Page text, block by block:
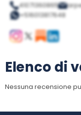
41071360865
+516013817648
Elenco di
Nessuna recensione